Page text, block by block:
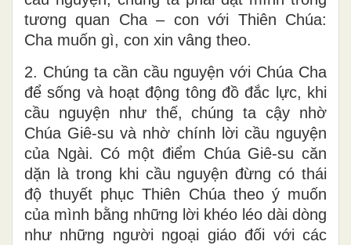
tương quan Cha – con với Thiên Chúa:
Cha muốn gì, con xin vâng theo.
2. Chúng ta cần cầu nguyện với Chúa Cha
để sống và hoạt động tông đồ đắc lực, khi
cầu nguyện như thế, chúng ta cậy nhờ
Chúa Giê-su và nhờ chính lời cầu nguyện
của Ngài. Có một điểm Chúa Giê-su căn
dặn là trong khi cầu nguyện đừng có thái
độ thuyết phục Thiên Chúa theo ý muốn
của mình bằng những lời khéo léo dài dòng
như những người ngoại giáo đối với các